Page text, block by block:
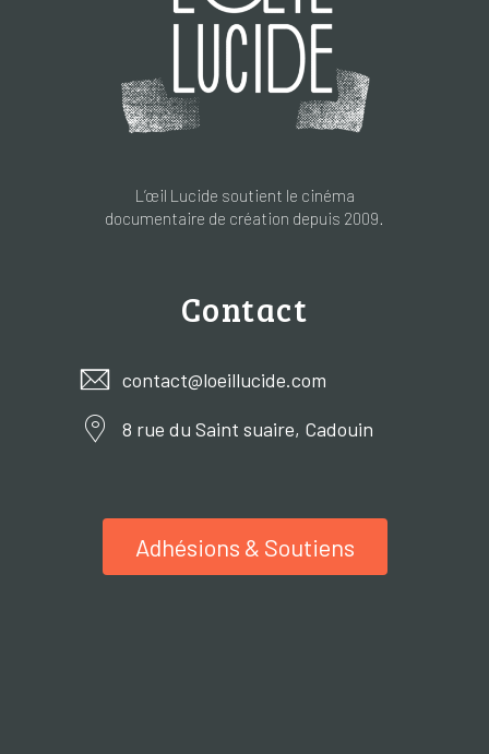
L’œil Lucide soutient le cinéma
documentaire de création depuis 2009.
Contact
contact@loeillucide.com
8 rue du Saint suaire, Cadouin
Adhésions & Soutiens